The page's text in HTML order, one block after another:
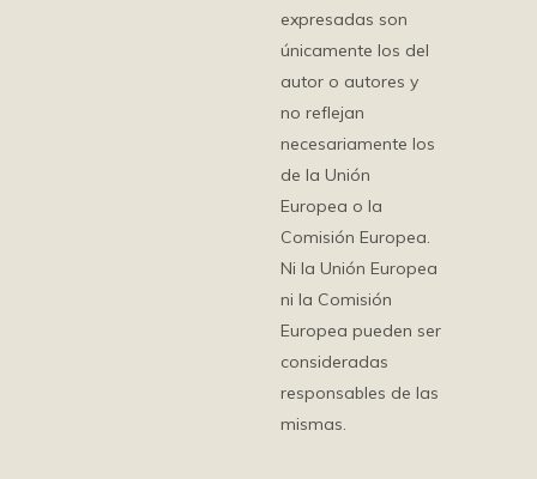
expresadas son
únicamente los del
autor o autores y
no reflejan
necesariamente los
de la Unión
Europea o la
Comisión Europea.
Ni la Unión Europea
ni la Comisión
Europea pueden ser
consideradas
responsables de las
mismas.